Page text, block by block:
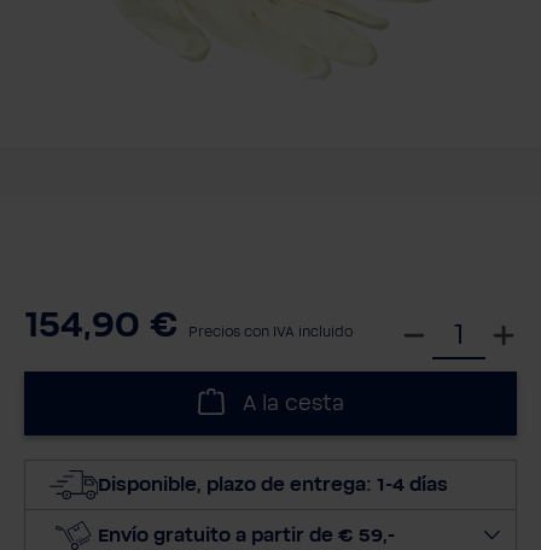
154,90 € Precios con IVA incluido
c
o
A la cesta
Disponible, plazo de entrega: 1-4 días
Envío gratuito a partir de € 59,-